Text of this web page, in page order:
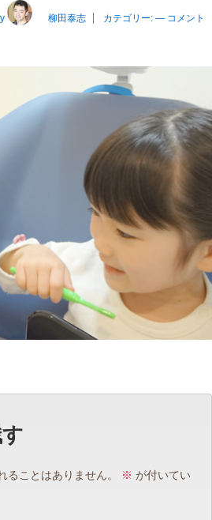
柳田泰志 カテゴリー: — コメント
ることはありません。 ※ が付いてい